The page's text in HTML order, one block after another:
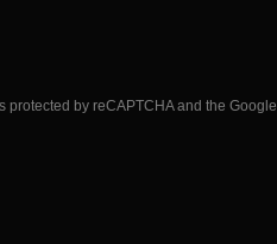
protected by reCAPTCHA and the Google